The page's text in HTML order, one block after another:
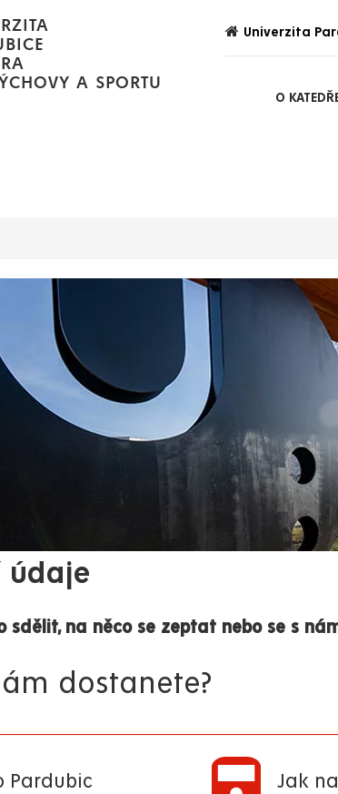
A SPORTU
Univerzita
O
údaje
sdělit, na něco se zeptat nebo se s
dostanete?
Pardubic Jak